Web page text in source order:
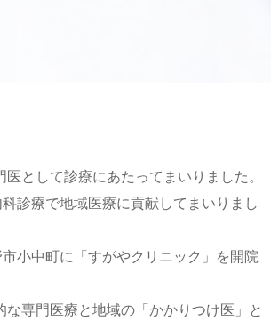
として診療にあたってまいりました。
診療で地域医療に貢献してまいりまし
小中町に「すがやクリニック」を開院
専門医療と地域の「かかりつけ医」と